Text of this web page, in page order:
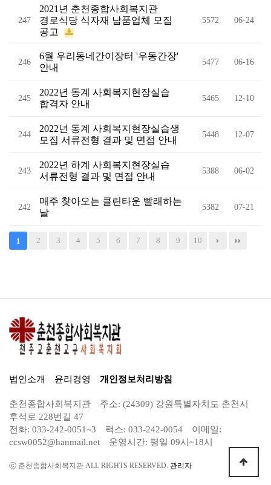
247
2021년 춘천종합사회복지관
경로식당 식자재 납품업체 모집
공고
5572 06-24
246
6월 우리동네간이장터 '우동간장'
안내
5477 06-16
245
2022년 동계 사회복지현장실습
합격자 안내
5465 12-10
244
2022년 동계 사회복지현장실습생
모집 서류전형 결과 및 면접 안내
5448 12-07
243
2022년 하계 사회복지현장실습
서류전형 결과 및 면접 안내
5388 06-02
242
매주 찾아오는 클린타운 빨래하는
날
5382 07-21
1 2 3 4 5 6 7 8 9 10
법인소개 윤리경영 개인정보처리방침
춘천종합사회복지관
주소: (24309) 강원특별자치도 춘천시
후석로 228번길 47
전화: 033-242-0051~3
팩스: 033-242-0054
이메일:
ccsw0052@hanmail.net
운영시간: 평일 09시~18시
ⓒ 춘천종합사회복지관 ALL RIGHTS RESERVED. 관리자